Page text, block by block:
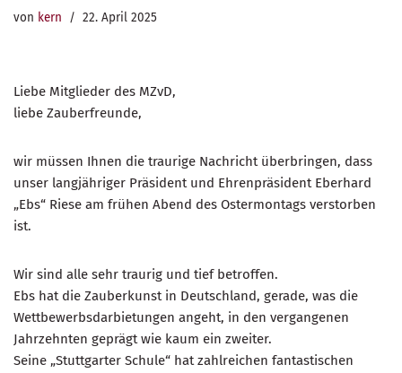
von kern 22. April 2025
Liebe Mitglieder des MZvD,
liebe Zauberfreunde,
wir müssen Ihnen die traurige Nachricht überbringen, dass
unser langjähriger Präsident und Ehrenpräsident Eberhard
„Ebs“ Riese am frühen Abend des Ostermontags verstorben
ist.
Wir sind alle sehr traurig und tief betroffen.
Ebs hat die Zauberkunst in Deutschland, gerade, was die
Wettbewerbsdarbietungen angeht, in den vergangenen
Jahrzehnten geprägt wie kaum ein zweiter.
Seine „Stuttgarter Schule“ hat zahlreichen fantastischen